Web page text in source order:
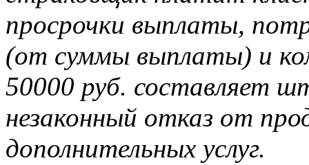
просрочки выплаты,
(от суммы выплаты) и
50000 руб. составляет
незаконный отказ от
дополнительных услуг.